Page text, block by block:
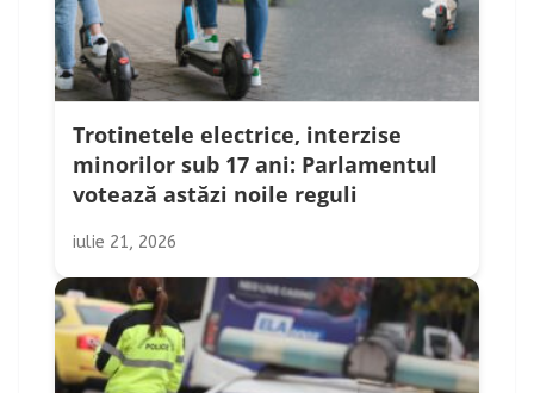
Trotinetele electrice, interzise
minorilor sub 17 ani: Parlamentul
votează astăzi noile reguli
iulie 21, 2026